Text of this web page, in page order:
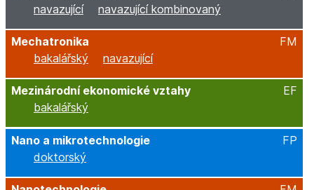
navazující
navazující kombinovaný
Mechatronika
FM
bakalářský
navazující
Mezinárodní ekonomické vztahy
EF
bakalářský
Nano a mikrotechnologie
FP
doktorský